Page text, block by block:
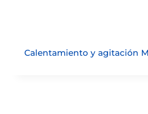
Calentamiento y agitación